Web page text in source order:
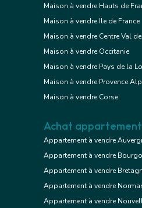
Maison à vendre Hauts de
Maison à vendre Ile de France
Maison à vendre Centre Val
Maison à vendre Occitanie
Maison à vendre Pays de la
Maison à vendre Provence
Maison à vendre Corse
Achat appartement
Appartement à vendre
Appartement à vendre
Appartement à vendre
Appartement à vendre
Appartement à vendre